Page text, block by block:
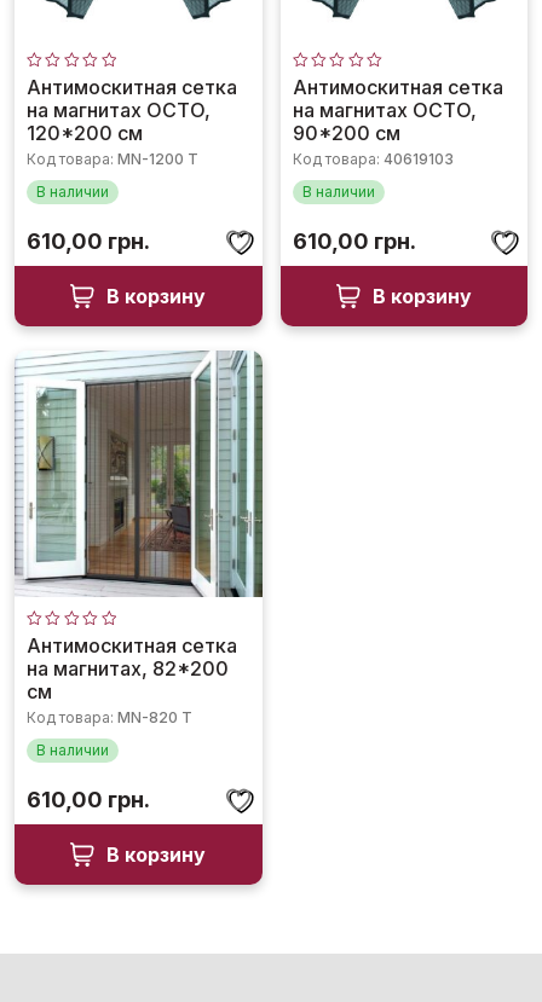
Оценка
0
из
5
Антимоскитная сетка
на магнитах OCTO,
120*200 см
Код товара: MN-1200 T
В наличии
610,00 грн.
В корзину
Оценка
0
из
5
Антимоскитная сетка
на магнитах OCTO,
90*200 см
Код товара: 40619103
В наличии
610,00 грн.
В корзину
Оценка
0
из
Антимоскитная сетка
на магнитах, 82*200
см
Код товара: MN-820 T
В наличии
610,00 грн.
В корзину